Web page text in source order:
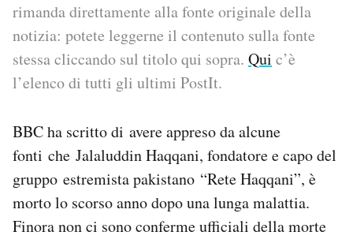
PODCAST
I MIEI PREFERITI
SHOP
rimanda direttamente alla fonte originale della
notizia: potete leggerne il contenuto sulla fonte
stessa cliccando sul titolo qui sopra. Qui c’è
l’elenco di tutti gli ultimi PostIt.
BBC ha scritto di avere appreso da alcune
fonti che Jalaluddin Haqqani, fondatore e capo del
gruppo estremista pakistano “Rete Haqqani”, è
morto lo scorso anno dopo una lunga malattia.
Finora non ci sono conferme ufficiali della morte